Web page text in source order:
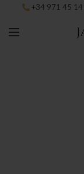
+34 971 45 14